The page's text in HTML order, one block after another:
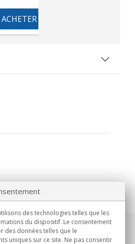
15h00.
des technologies telles que les
du dispositif. Le consentement
des données telles que le
uniques sur ce site. Ne pas consentir